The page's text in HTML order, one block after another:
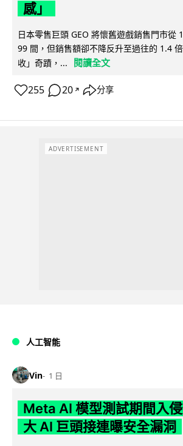
感」
日本零售巨頭 GEO 將懷舊遊戲銷售門市從
99 間，但銷售額卻不降反升至過往的 1.4
收」奇蹟，...
閱讀全文
255 20 ↗ 分享
ADVERTISEMENT
人工智能
Vin 1 日
Meta AI 模型測試期間入
大 AI 巨頭接連曝安全漏洞